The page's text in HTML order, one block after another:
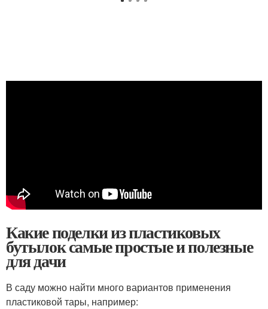
Какие поделки из пластиковых
бутылок самые простые и полезные
для дачи
В саду можно найти много вариантов применения
пластиковой тары, например: